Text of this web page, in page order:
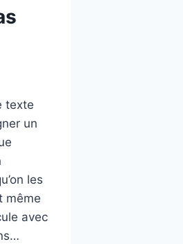
texte
un
les
même
avec